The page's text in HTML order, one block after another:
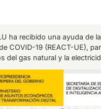
ha recibido una ayuda
COVID-19 (REACT-UE),
del gas natural y la